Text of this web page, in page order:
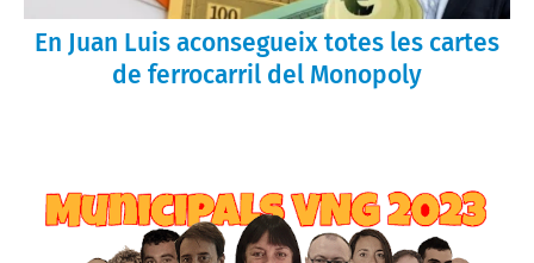
En Juan Luis aconsegueix totes les cartes
de ferrocarril del Monopoly